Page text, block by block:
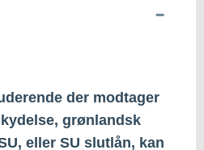
der modtager
grønlandsk
eller SU slutlån, kan